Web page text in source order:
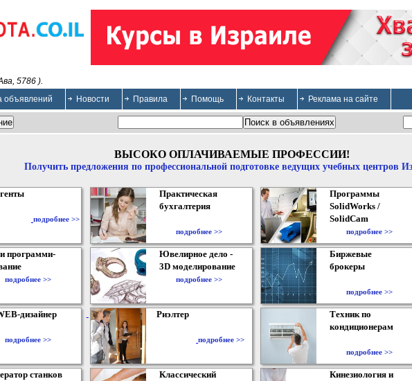
5786 ).
объявлений Новости Правила Помощь Контакты Реклама на сайте
ВЫСОКО ОПЛАЧИВАЕМЫЕ ПРОФЕССИИ!
Получить предложения по профессиональной подготовке ведущих учебных центров
подробнее >>
Практическая
бухгалтерия
подробнее >>
Программы
SolidWorks /
SolidCam
подробнее >>
программи-
подробнее >>
Ювелирное дело -
3D моделирование
подробнее >>
Биржевые
брокеры
подробнее >>
дизайнер
подробнее >>
Риэлтер
подробнее >>
Техник по
кондиционерам
подробнее >>
станков
Классический
Кинезиология и